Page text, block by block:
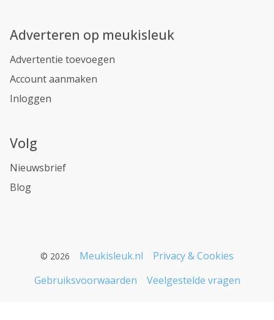
Adverteren op meukisleuk
Advertentie toevoegen
Account aanmaken
Inloggen
Volg
Nieuwsbrief
Blog
© 2026 Meukisleuk.nl
Privacy & Cookies
Gebruiksvoorwaarden
Veelgestelde vragen